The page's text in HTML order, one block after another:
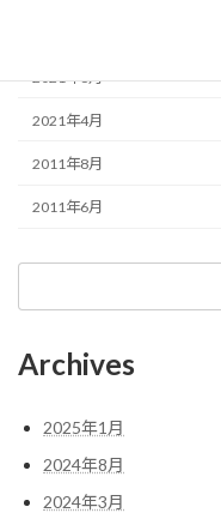
2021年6月
2021年4月
2011年8月
2011年6月
Archives
2025年1月
2024年8月
2024年3月